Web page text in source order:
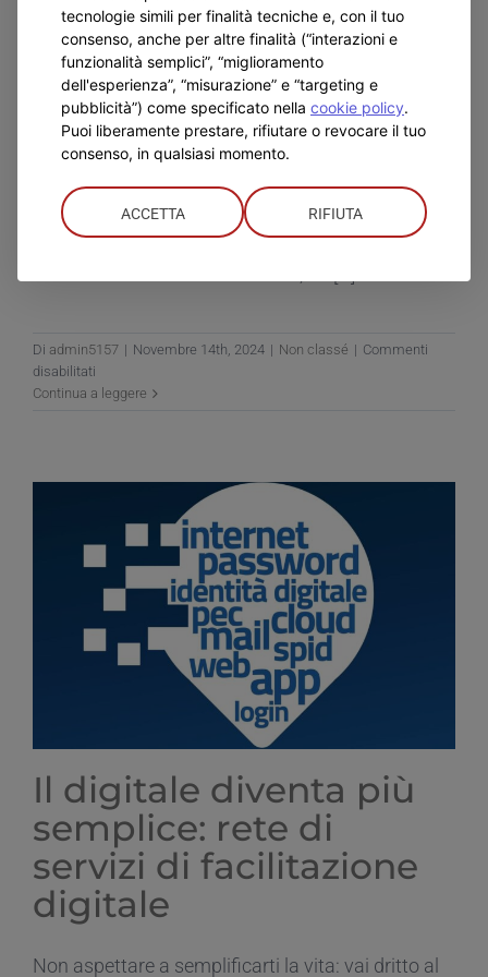
Una lettera dal futuro:
IC Carducci Vochieri
Il pomeriggio del 13 novembre all'IC Carducci
Vochieri è stato un momento speciale per i
ragazzi delle classi terze. Abbiamo chiesto loro di
Di admin5157 | Novembre 14th, 2024 | Non classé | Commenti
disabilitati
Una
IC
Vochieri
Continua a leggere
Il digitale diventa più
semplice: rete di
servizi di facilitazione
digitale
Non aspettare a semplificarti la vita: vai dritto al
tecnologie simili per finalità tecniche e, con il tuo
consenso, anche per altre finalità (“interazioni e
funzionalità semplici”, “miglioramento
dell'esperienza”, “misurazione” e “targeting e
pubblicità”) come specificato nella cookie policy.
Puoi liberamente prestare, rifiutare o revocare il tuo
consenso, in qualsiasi momento.
ACCETTA RIFIUTA